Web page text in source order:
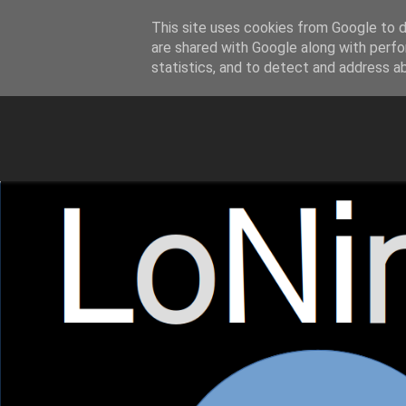
LoNinja.gr
This site uses cookies from Google to
are shared with Google along with
statistics, and to detect and address